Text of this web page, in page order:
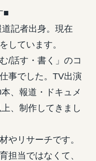
■
記者出身。現在
しています。
/話す・書く」のコ
事でした。TV出演
、報道・ドキュメ
、制作してきまし
やリサーチです。
担当ではなくて、